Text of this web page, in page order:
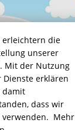
erleichtern die
unserer
Mit der Nutzung
Dienste erklären
damit
dass wir
verwenden. Mehr